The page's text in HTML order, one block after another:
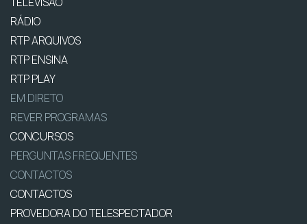
RÁDIO
RTP ARQUIVOS
RTP ENSINA
RTP PLAY
EM DIRETO
REVER PROGRAMAS
CONCURSOS
PERGUNTAS FREQUENTES
CONTACTOS
CONTACTOS
PROVEDORA DO TELESPECTADOR